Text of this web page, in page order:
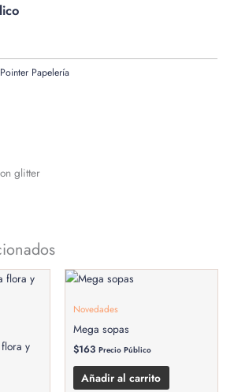
Pointer Papelería
glitter
y
Novedades
Mega sopas
$163 Precio Público
Añadir al carrito